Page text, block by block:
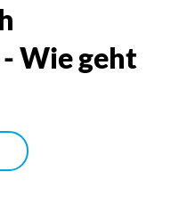
Wie geht